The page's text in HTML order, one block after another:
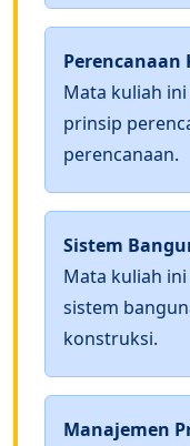
Perencanaan
Mata kuliah
prinsip
perencanaan.
Sistem
Mata kuliah
sistem
konstruksi.
Manajemen